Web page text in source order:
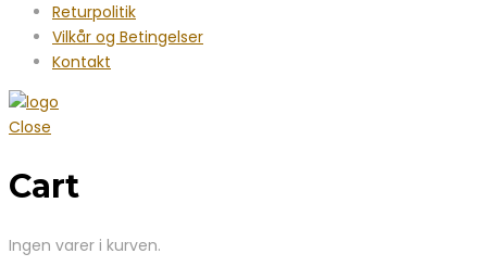
Returpolitik
Vilkår og Betingelser
Kontakt
Close
Cart
Ingen varer i kurven.